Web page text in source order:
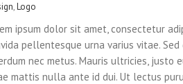
,Logo
ipsum dolor sit amet, consectetur
pellentesque urna varius vitae.
nec metus. Mauris ultricies, justo
mattis nulla ante id dui. Ut lectus